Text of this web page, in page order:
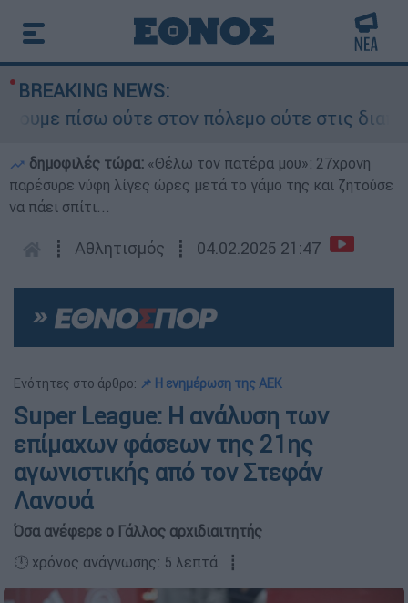
BREAKING NEWS:
ούτε στον πόλεμο ούτε στις
δημοφιλές τώρα: «Θέλω τον πατέρα μου»: 27χρονη
παρέσυρε νύφη λίγες ώρες μετά το γάμο της και ζητούσε
να πάει σπίτι...
┋ Αθλητισμός ┋ 04.02.2025 21:47
Ενότητες στο άρθρο: 📌 Η ενημέρωση της ΑΕΚ
Super League: Η ανάλυση των
επίμαχων φάσεων της 21ης
αγωνιστικής από τον Στεφάν
Λανουά
Όσα ανέφερε ο Γάλλος αρχιδιαιτητής
🕛 χρόνος ανάγνωσης: 5 λεπτά ┋